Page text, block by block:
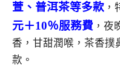
萱、普洱茶等多款 ，
元＋10％服務費 ，夜
香，甘甜潤喉，茶香撲
款。